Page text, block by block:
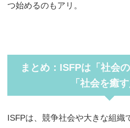
つ始めるのもアリ。
まとめ：ISFPは「社会
「社会を癒す
ISFPは、競争社会や大きな組織